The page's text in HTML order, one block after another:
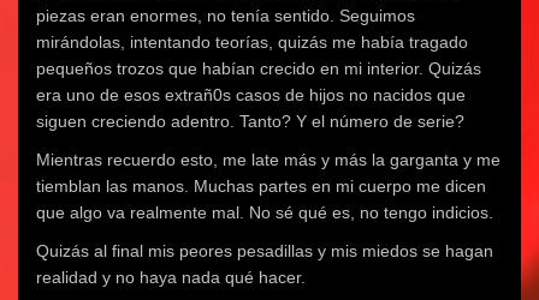
piezas eran enormes, no tenía sentido. Seguimos
mirándolas, intentando teorías, quizás me había tragado
pequeños trozos que habían crecido en mi interior. Quizás
era uno de esos extrañ0s casos de hijos no nacidos que
siguen creciendo adentro. Tanto? Y el número de serie?
Mientras recuerdo esto, me late más y más la garganta y me
tiemblan las manos. Muchas partes en mi cuerpo me dicen
que algo va realmente mal. No sé qué es, no tengo indicios.
Quizás al final mis peores pesadillas y mis miedos se hagan
realidad y no haya nada qué hacer.